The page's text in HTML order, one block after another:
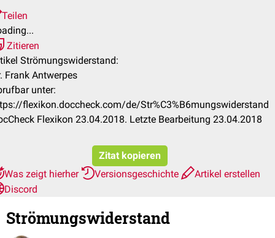
Teilen
Zitieren
Strömungswiderstand:
Frank Antwerpes
unter:
flexikon.doccheck.com/de/Str%C3%B6mungswiderstand
Flexikon 23.04.2018. Letzte Bearbeitung 23.04.2018
Zitat kopieren
Was zeigt hierher
Versionsgeschichte
Artikel erstellen
Discord
Strömungswiderstand